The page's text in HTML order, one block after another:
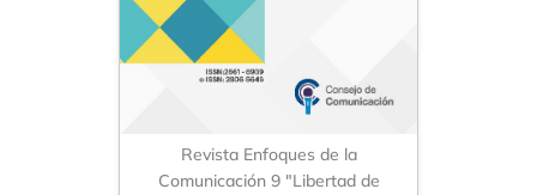
Revista Enfoques de la
Comunicación 9 "Libertad de